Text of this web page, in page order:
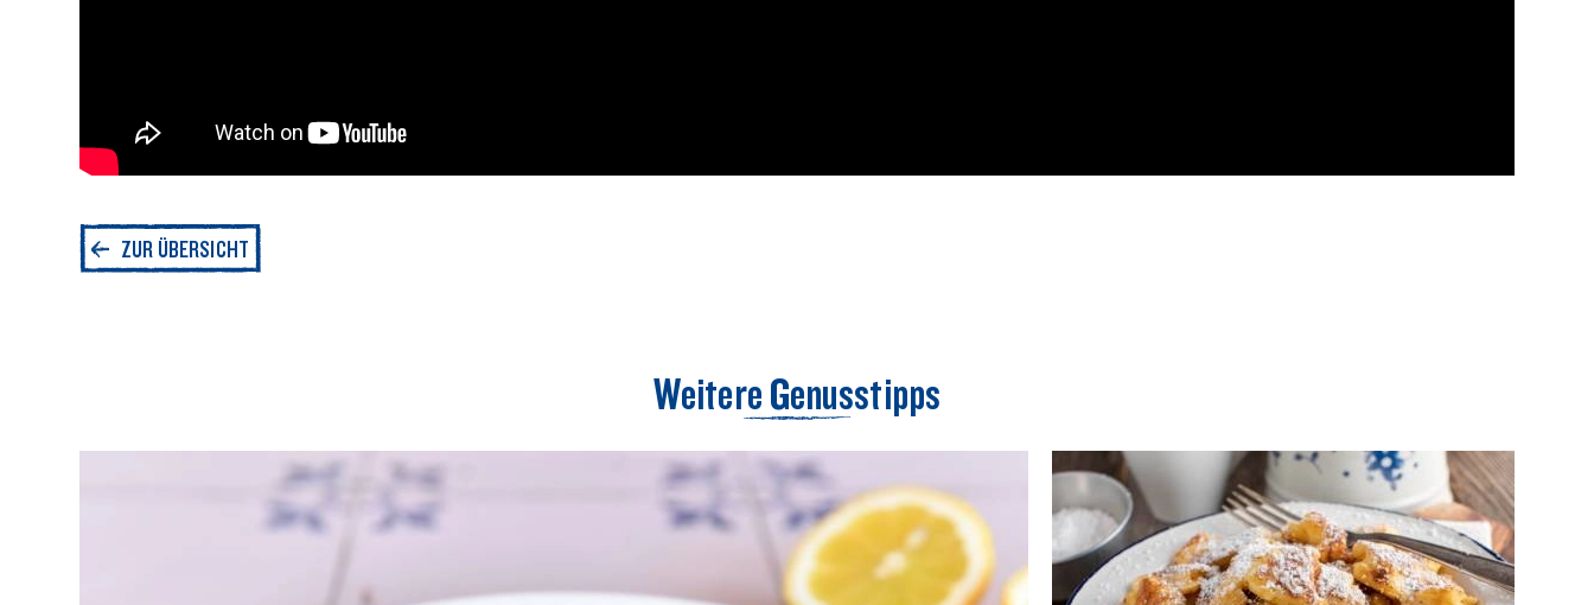
ZUR ÜBERSICHT
Weitere Genusstipps